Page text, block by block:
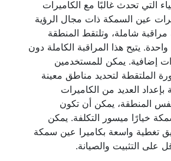
التي تحدث غالبًا مع الكاميرات
عين السمكة ذات مجال الرؤية
مراقبة شاملة، وتلتقط المنطقة
يتيح هذا المراقبة الكاملة دون
إضافية. يمكن للمستخدمين
الملتقطة لتحديد مناطق معينة
العديد من الكاميرات
نفس المنطقة، يمكن أن تكون
خيارًا ميسور التكلفة. يمكن
تغطية واسعة بكاميرا عين سمكة
على التثبيت والصيانة.